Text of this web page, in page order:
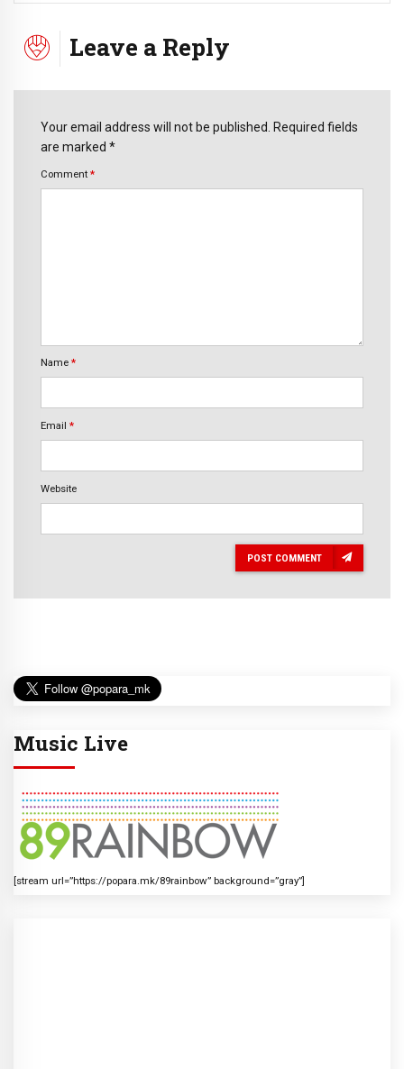
Leave a Reply
Your email address will not be published. Required fields
are marked *
Comment *
Name *
Email *
Website
POST COMMENT
Music Live
[stream url=”https://popara.mk/89rainbow” background=”gray”]